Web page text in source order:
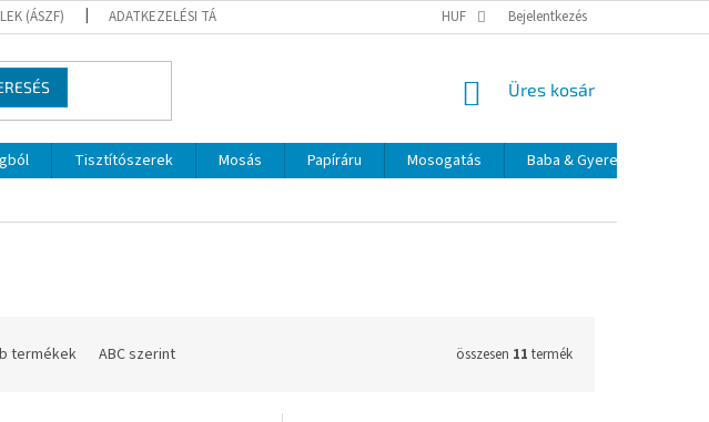
(ÁSZF) ADATKEZELÉSI TÁJÉKOZTATÓ HUF Bejelentkezés
KOSÁR
Üres kosár
Tisztítószerek Mosás Papíráru Mosogatás Baba & Gyerek
termékek ABC szerint összesen 11 termék